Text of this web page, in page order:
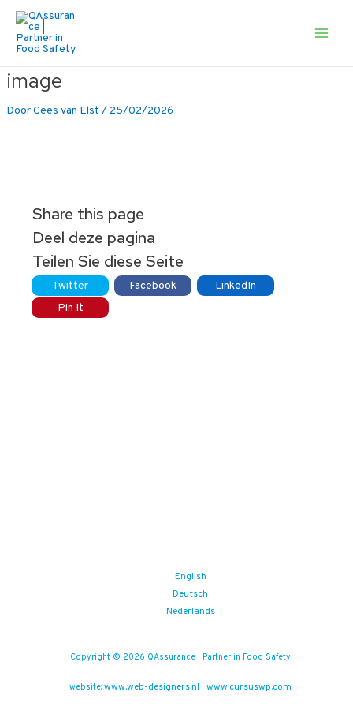
naar
image
DoorCees van Elst / 25/02/2026
Share this page
Deel deze pagina
Teilen Sie diese Seite
Twitter Facebook
LinkedIn
Pin It
English
Deutsch
Nederlands
Copyright © 2026 QAssurance | Partner in Food Safety
website: www.web-designers.nl www.cursuswp.com